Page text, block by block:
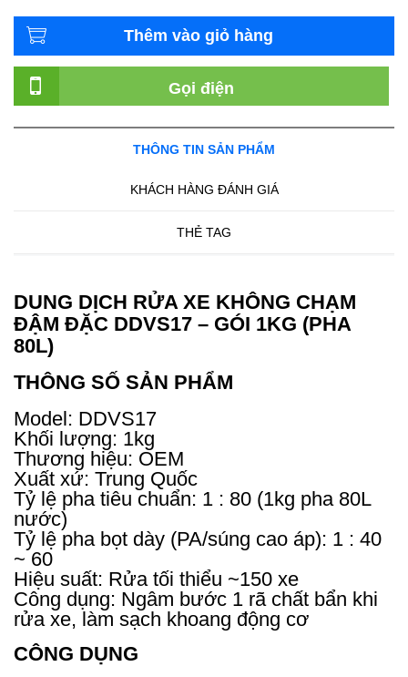
Thêm vào giỏ hàng
Gọi điện
THÔNG TIN SẢN PHẨM
KHÁCH HÀNG ĐÁNH GIÁ
THẺ TAG
DUNG DỊCH RỬA XE KHÔNG CHẠM
ĐẬM ĐẶC DDVS17 – GÓI 1KG (PHA
80L)
THÔNG SỐ SẢN PHẨM
Model: DDVS17
Khối lượng: 1kg
Thương hiệu: OEM
Xuất xứ: Trung Quốc
Tỷ lệ pha tiêu chuẩn: 1 : 80 (1kg pha 80L
nước)
Tỷ lệ pha bọt dày (PA/súng cao áp): 1 : 40
~ 60
Hiệu suất: Rửa tối thiểu ~150 xe
Công dụng: Ngâm bước 1 rã chất bẩn khi
rửa xe, làm sạch khoang động cơ
CÔNG DỤNG